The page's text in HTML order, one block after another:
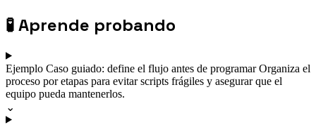
🧪Aprende probando
Ejemplo Caso guiado: define el flujo antes de programarOrganiza el
proceso por etapas para evitar scripts frágiles y asegurar que el
equipo pueda mantenerlos.
⌄